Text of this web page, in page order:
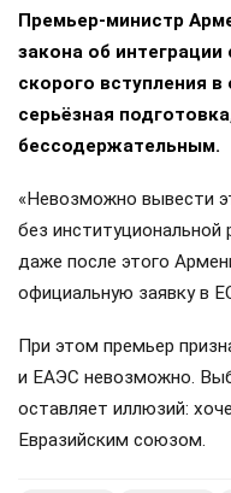
Премьер-министр
закона об
скорого вступления
серьёзная
бессодержательным.
«Невозможно вывести
без
даже после этого
официальную заявку в
При этом премьер
и ЕАЭС невозможно.
оставляет иллюзий:
Евразийским союзом.